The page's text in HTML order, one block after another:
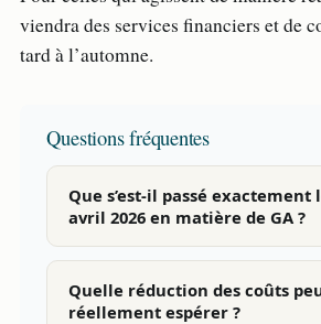
viendra des services financiers et de
tard à l’automne.
Questions fréquentes
Que s’est-il passé exactement
avril 2026 en matière de GA ?
Quelle réduction des coûts
réellement espérer ?